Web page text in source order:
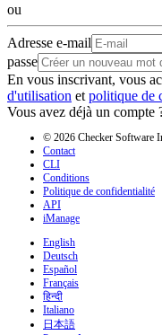
ou
Adresse e-mail
passe
En vous inscrivant, vous
d'utilisation et politique de
Vous avez déjà un compte
© 2026 Checker Software
Contact
CLI
Conditions
Politique de confidentialité
API
iManage
English
Deutsch
Español
Français
हिन्दी
Italiano
日本語